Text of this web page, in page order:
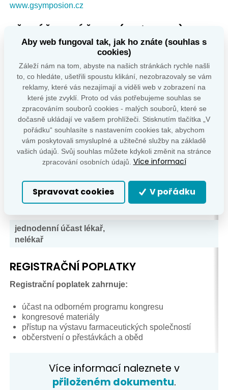
www.gsymposion.cz
PŘIHLÁŠKA K ÚČASTI (registrace)
on-line:
www.gsymposion.cz
mailu.
členové výboru ČES,SES, vyzvaní řečnícia mladí
kterým byl udělen grant
lékař, nelékař- člen ČES a SES
lékař, nelékař- nečlen ČES a SES
NLZP - sekce sester
jednodenní účast lékař,
nelékař
REGISTRAČNÍ POPLATKY
Registrační poplatek zahrnuje:
účast na odborném programu kongresu
kongresové materiály
přístup na výstavu farmaceutických společností
občerstvení o přestávkách a oběd
Více informací naleznete v
přiloženém dokumentu.
Aby web fungoval tak, jak ho znáte (souhlas s
cookies)
Záleží nám na tom, abyste na našich stránkách rychle našli
to, co hledáte, ušetřili spoustu klikání, nezobrazovaly se vám
reklamy, které vás nezajímají a viděli web v zobrazení na
které jste zvyklí. Proto od vás potřebujeme souhlas se
zpracováním souborů cookies - malých souborů, které se
dočasně ukládají ve vašem prohlížeči. Stisknutím tlačítka „V
pořádku“ souhlasíte s nastavením cookies tak, abychom
vám poskytovali smysluplné a užitečné služby na základě
vašich údajů. Svůj souhlas můžete kdykoli změnit na stránce
zpracování osobních údajů. Více informací
Spravovat cookies V pořádku